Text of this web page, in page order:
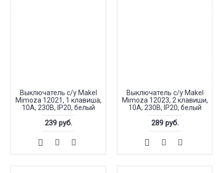
Выключатель с/у Makel
Mimoza 12021, 1 клавиша,
10А, 230В, IP20, белый
239 руб.
Выключатель с/у Makel
Mimoza 12023, 2 клавиши,
10А, 230В, IP20, белый
289 руб.